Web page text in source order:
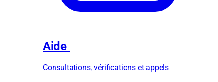
Aide
Consultations, vérifications et appels